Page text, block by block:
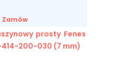
Zamów
prosty Fenes
414-200-030 (7 mm)